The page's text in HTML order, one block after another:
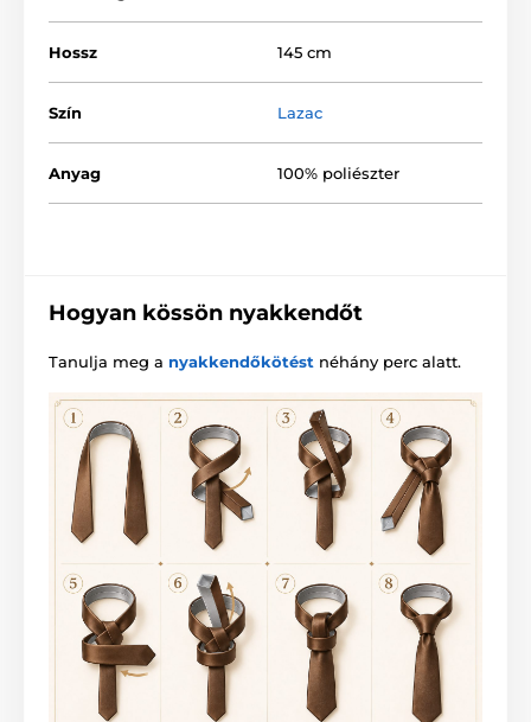
Hossz 145 cm
Szín Lazac
Anyag 100% poliészter
Hogyan kössön nyakkendőt
Tanulja meg a nyakkendőkötést néhány perc alatt.